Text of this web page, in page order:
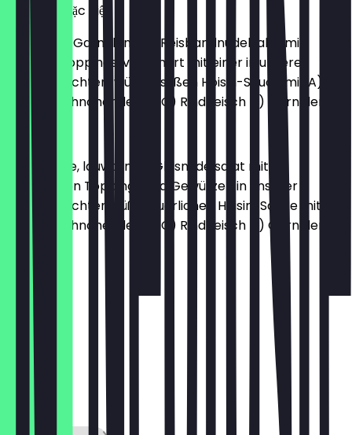
Phở Tôm Đặc Biệt
Suppe aus Garnelen und Reisbandnudelsalat mit
frischen Toppings, verfeinert mit einer in unserer
hausgemachten, würzig-süßen Hoisin-Sauce mit A)
Tofu B) Hähnchenfleisch C) Rindfleisch D) Garnelen
Tiefgarnele, lauwarmer Glasnudelsalat mit
gebratenen Toppings und Gewürzen in unserer
hausgemachten, süß-säuerlichen Hoisin-Sauce mit A)
Tofu B) Hähnchenfleisch C) Rindfleisch D) Garnelen